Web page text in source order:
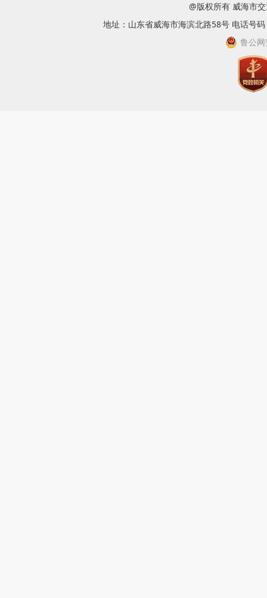
@版权所有 威海市
地址：山东省威海市海滨北路58号 电话号
鲁公